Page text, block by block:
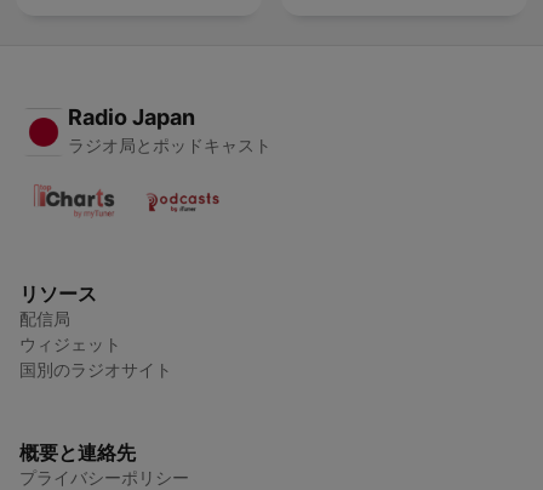
Radio Japan
ラジオ局とポッドキャスト
リソース
配信局
ウィジェット
国別のラジオサイト
概要と連絡先
プライバシーポリシー